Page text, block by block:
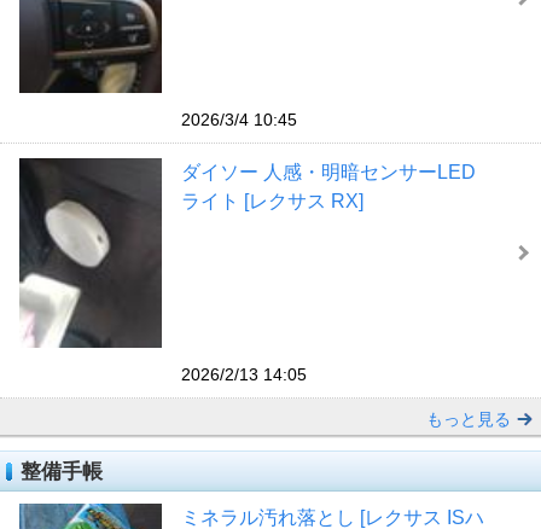
2026/3/4 10:45
ダイソー 人感・明暗センサーLED
ライト [レクサス RX]
2026/2/13 14:05
もっと見る
整備手帳
ミネラル汚れ落とし [レクサス ISハ